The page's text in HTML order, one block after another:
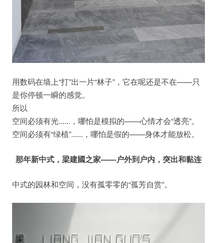
用数码在墙上“打”出一片“林子”，它在呢还是不在——只
是你停顿一瞬的感觉。
所以
空间必须有光......，哪怕是模拟的——心情才会“透亮”。
空间必须有“绿植”......，哪怕是假的——身体才能放松。
那年新中式，梁建國之家——户外到户内，突出和黏连
中式的园林和空间，没有孤零零的“孤芳自赏”。